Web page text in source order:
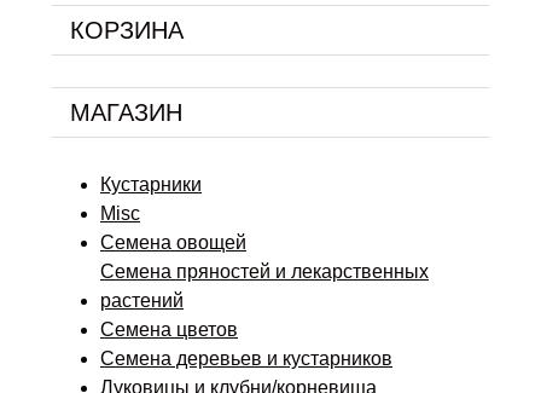
КОРЗИНА
МАГАЗИН
Кустарники
Misc
Семена овощей
Семена пряностей и лекарственных
растений
Семена цветов
Семена деревьев и кустарников
Луковицы и клубни/корневища